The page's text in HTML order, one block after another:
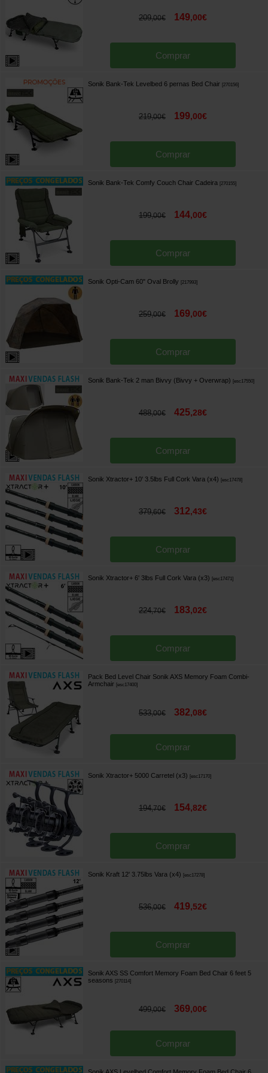
209,00€ 149,00€
Comprar
Sonik Bank-Tek Levelbed 6 pernas Bed Chair 270156]
219,00€ 199,00€
Comprar
Sonik Bank-Tek Comfy Couch Chair Cadeira 270155]
199,00€ 144,00€
Comprar
Sonik Opti-Cam 60" Oval Brolly 217993]
259,00€ 169,00€
Comprar
Sonik Bank-Tek 2 man Bivvy (Bivvy + Overwrap) [esc17550]
488,00€ 425,28€
Comprar
Sonik Xtractor+ 10' 3.5lbs Full Cork Vara (x4) [esc17478]
379,60€ 312,43€
Comprar
Sonik Xtractor+ 6' 3lbs Full Cork Vara (x3) [esc17471]
224,70€ 183,02€
Comprar
Pack Bed Level Chair Sonik AXS Memory Foam Combi-
Armchair [esc17400]
533,00€ 382,08€
Comprar
Sonik Xtractor+ 5000 Carretel (x3) [esc17170]
194,70€ 154,82€
Comprar
Sonik Kraft 12' 3.75lbs Vara (x4) [esc17278]
536,00€ 419,52€
Comprar
Sonik AXS SS Comfort Memory Foam Bed Chair 6 feet 5
seasons
270114]
499,00€ 369,00€
Comprar